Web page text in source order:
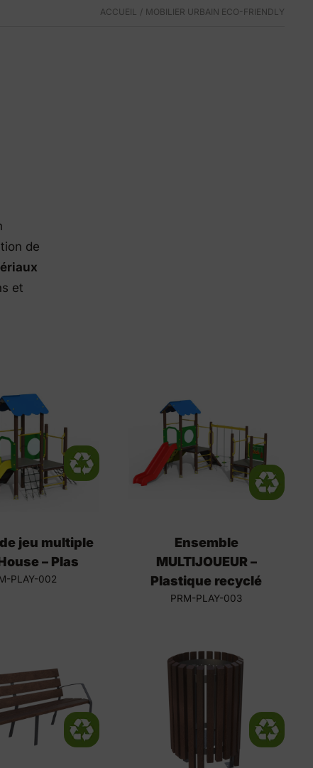
Produits Eco-Friendly
ACCUEIL MOBILIER URBAIN ECO-FRIENDLY
de
et
jeu multiple
– Plas
PLAY-002
Ensemble
MULTIJOUEUR –
Plastique recyclé
PRM-PLAY-003